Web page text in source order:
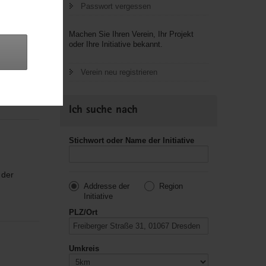
Passwort vergessen
Machen Sie Ihren Verein, Ihr Projekt
oder Ihre Initiative bekannt.
Verein neu registrieren
Ich suche nach
Stichwort oder Name der Initiative
Addresse der
Initiative
Region
PLZ/Ort
Umkreis